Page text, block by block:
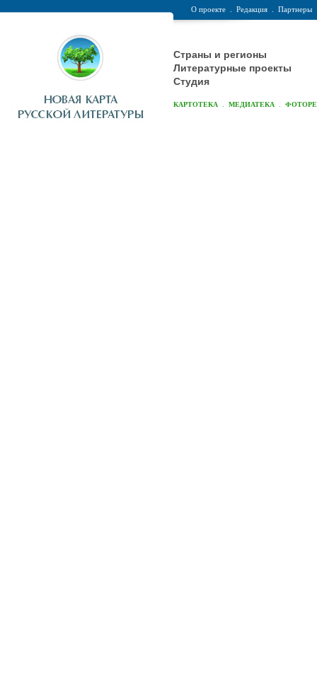
О проекте Редакция Партнеры
Страны и регионы
Литературные проекты
Студия
КАРТОТЕКА МЕДИАТЕКА